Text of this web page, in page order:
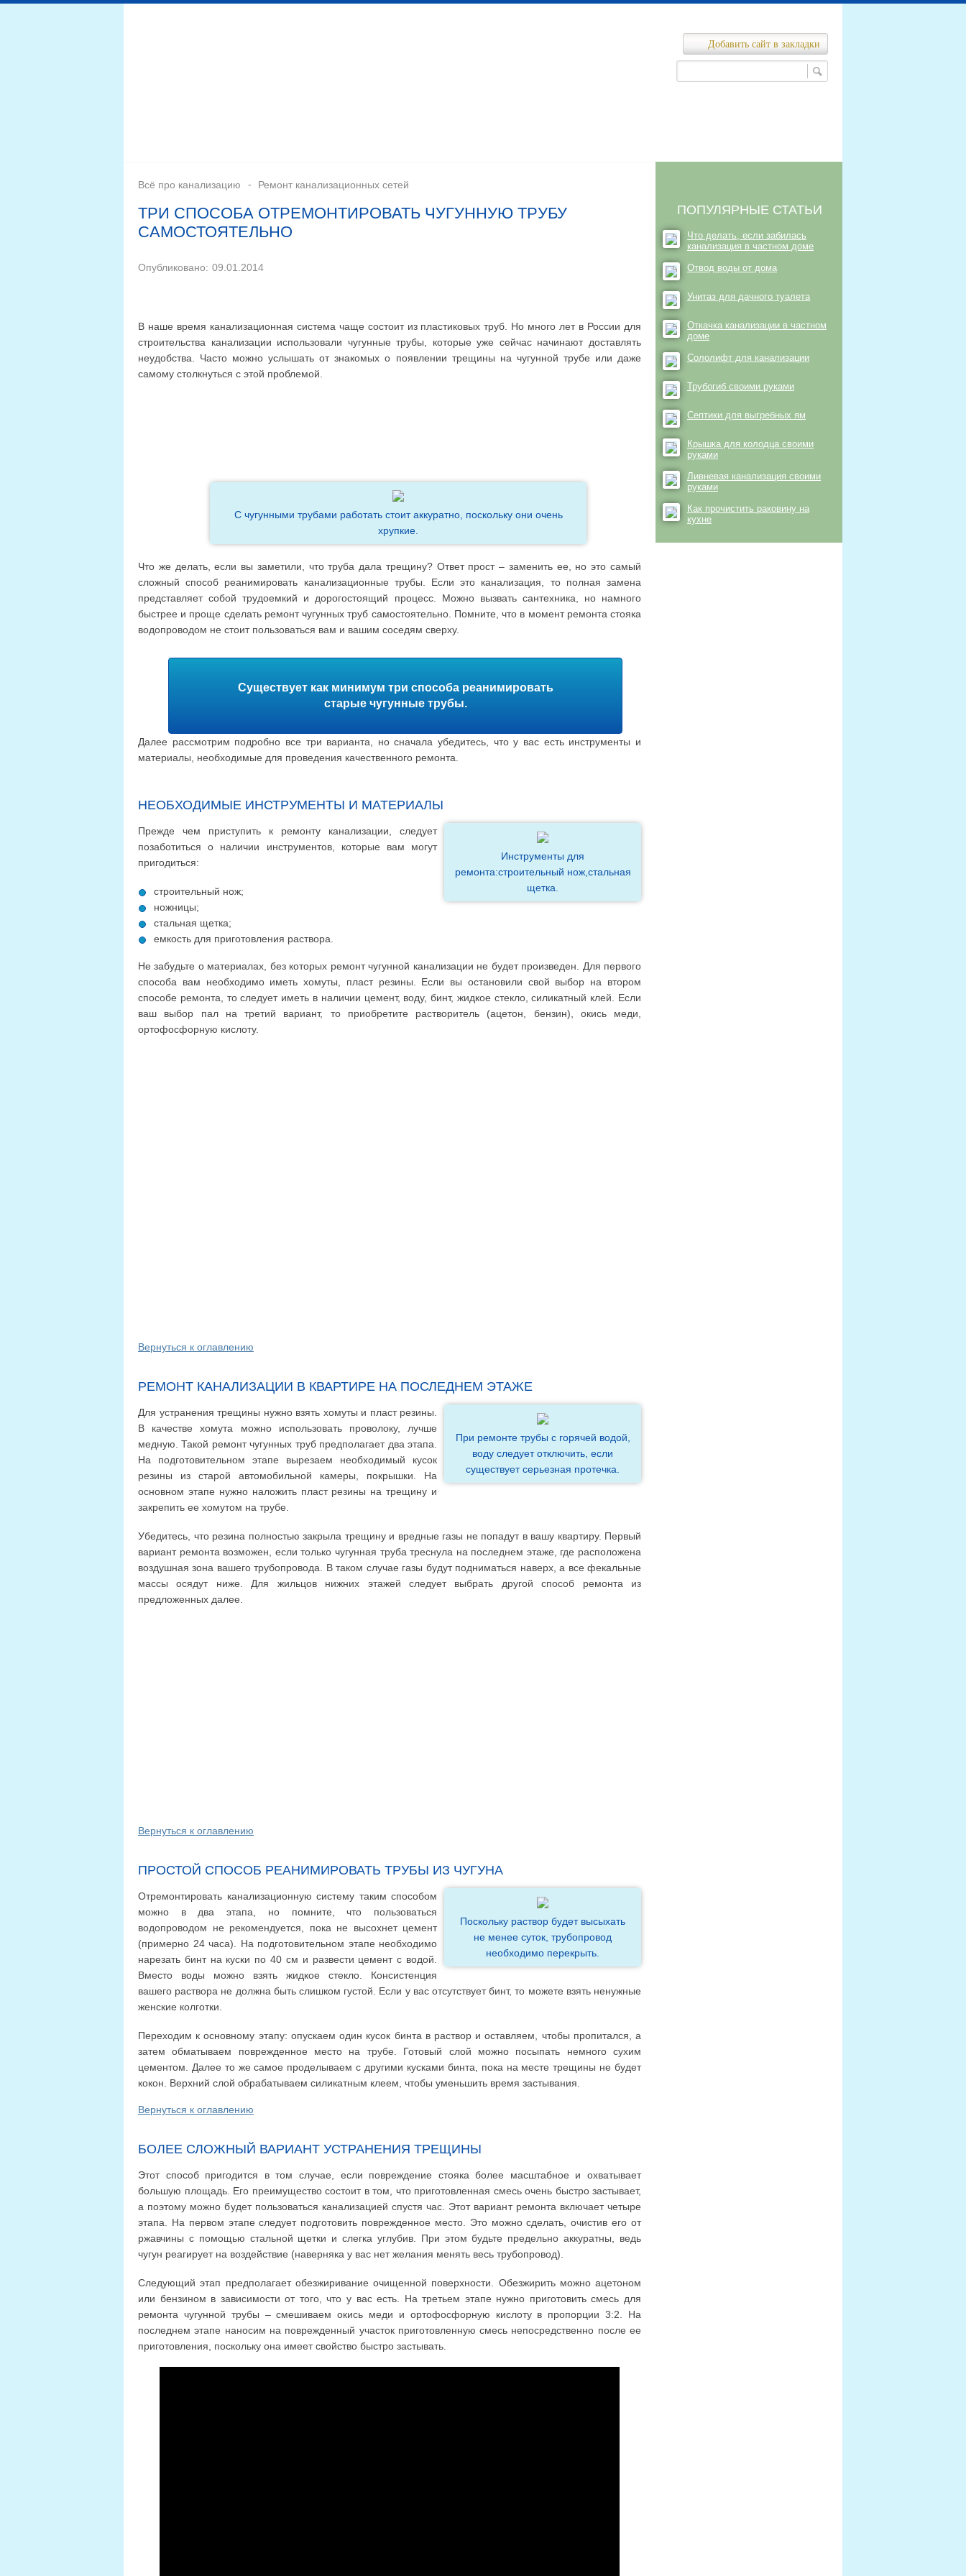
Добавить сайт в закладки
Всё про канализацию Ремонт канализационных сетей
ТРИ СПОСОБА ОТРЕМОНТИРОВАТЬ ЧУГУННУЮ ТРУБУ
САМОСТОЯТЕЛЬНО
Опубликовано: 09.01.2014
В наше время канализационная система чаще состоит из пластиковых труб. Но много лет в России для
строительства канализации использовали чугунные трубы, которые уже сейчас начинают доставлять
неудобства. Часто можно услышать от знакомых о появлении трещины на чугунной трубе или даже
самому столкнуться с этой проблемой.
С чугунными трубами работать стоит аккуратно, поскольку они очень
хрупкие.
Что же делать, если вы заметили, что труба дала трещину? Ответ прост – заменить ее, но это самый
сложный способ реанимировать канализационные трубы. Если это канализация, то полная замена
представляет собой трудоемкий и дорогостоящий процесс. Можно вызвать сантехника, но намного
быстрее и проще сделать ремонт чугунных труб самостоятельно. Помните, что в момент ремонта стояка
водопроводом не стоит пользоваться вам и вашим соседям сверху.
Существует как минимум три способа реанимировать
старые чугунные трубы.
Далее рассмотрим подробно все три варианта, но сначала убедитесь, что у вас есть инструменты и
материалы, необходимые для проведения качественного ремонта.
НЕОБХОДИМЫЕ ИНСТРУМЕНТЫ И МАТЕРИАЛЫ
Инструменты для
ремонта:строительный нож,стальная
щетка.
Прежде чем приступить к ремонту канализации, следует
позаботиться о наличии инструментов, которые вам могут
пригодиться:
строительный нож;
ножницы;
стальная щетка;
емкость для приготовления раствора.
Не забудьте о материалах, без которых ремонт чугунной канализации не будет произведен. Для первого
способа вам необходимо иметь хомуты, пласт резины. Если вы остановили свой выбор на втором
способе ремонта, то следует иметь в наличии цемент, воду, бинт, жидкое стекло, силикатный клей. Если
ваш выбор пал на третий вариант, то приобретите растворитель (ацетон, бензин), окись меди,
ортофосфорную кислоту.
Вернуться к оглавлению
РЕМОНТ КАНАЛИЗАЦИИ В КВАРТИРЕ НА ПОСЛЕДНЕМ ЭТАЖЕ
При ремонте трубы с горячей водой,
воду следует отключить, если
существует серьезная протечка.
Для устранения трещины нужно взять хомуты и пласт резины.
В качестве хомута можно использовать проволоку, лучше
медную. Такой ремонт чугунных труб предполагает два этапа.
На подготовительном этапе вырезаем необходимый кусок
резины из старой автомобильной камеры, покрышки. На
основном этапе нужно наложить пласт резины на трещину и
закрепить ее хомутом на трубе.
Убедитесь, что резина полностью закрыла трещину и вредные газы не попадут в вашу квартиру. Первый
вариант ремонта возможен, если только чугунная труба треснула на последнем этаже, где расположена
воздушная зона вашего трубопровода. В таком случае газы будут подниматься наверх, а все фекальные
массы осядут ниже. Для жильцов нижних этажей следует выбрать другой способ ремонта из
предложенных далее.
Вернуться к оглавлению
ПРОСТОЙ СПОСОБ РЕАНИМИРОВАТЬ ТРУБЫ ИЗ ЧУГУНА
Поскольку раствор будет высыхать
не менее суток, трубопровод
необходимо перекрыть.
Отремонтировать канализационную систему таким способом
можно в два этапа, но помните, что пользоваться
водопроводом не рекомендуется, пока не высохнет цемент
(примерно 24 часа). На подготовительном этапе необходимо
нарезать бинт на куски по 40 см и развести цемент с водой.
Вместо воды можно взять жидкое стекло. Консистенция
вашего раствора не должна быть слишком густой. Если у вас отсутствует бинт, то можете взять ненужные
женские колготки.
Переходим к основному этапу: опускаем один кусок бинта в раствор и оставляем, чтобы пропитался, а
затем обматываем поврежденное место на трубе. Готовый слой можно посыпать немного сухим
цементом. Далее то же самое проделываем с другими кусками бинта, пока на месте трещины не будет
кокон. Верхний слой обрабатываем силикатным клеем, чтобы уменьшить время застывания.
Вернуться к оглавлению
БОЛЕЕ СЛОЖНЫЙ ВАРИАНТ УСТРАНЕНИЯ ТРЕЩИНЫ
Этот способ пригодится в том случае, если повреждение стояка более масштабное и охватывает
большую площадь. Его преимущество состоит в том, что приготовленная смесь очень быстро застывает,
а поэтому можно будет пользоваться канализацией спустя час. Этот вариант ремонта включает четыре
этапа. На первом этапе следует подготовить поврежденное место. Это можно сделать, очистив его от
ржавчины с помощью стальной щетки и слегка углубив. При этом будьте предельно аккуратны, ведь
чугун реагирует на воздействие (наверняка у вас нет желания менять весь трубопровод).
Следующий этап предполагает обезжиривание очищенной поверхности. Обезжирить можно ацетоном
или бензином в зависимости от того, что у вас есть. На третьем этапе нужно приготовить смесь для
ремонта чугунной трубы – смешиваем окись меди и ортофосфорную кислоту в пропорции 3:2. На
последнем этапе наносим на поврежденный участок приготовленную смесь непосредственно после ее
приготовления, поскольку она имеет свойство быстро застывать.
ПОПУЛЯРНЫЕ СТАТЬИ
Что делать, если забилась
канализация в частном доме
Отвод воды от дома
Унитаз для дачного туалета
Откачка канализации в частном
доме
Сололифт для канализации
Трубогиб своими руками
Септики для выгребных ям
Крышка для колодца своими
руками
Ливневая канализация своими
руками
Как прочистить раковину на
кухне